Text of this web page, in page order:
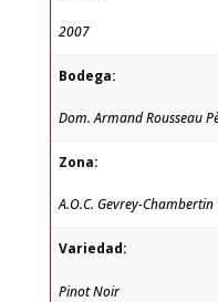
2007
Bodega:
Dom. Armand Rousseau
Zona:
A.O.C. Gevrey-
Variedad:
Pinot Noir